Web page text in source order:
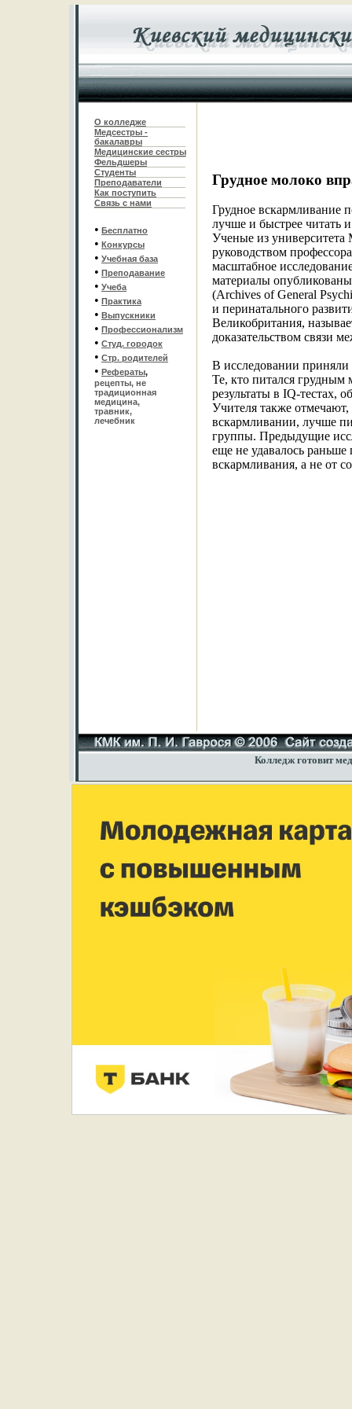
О колледже
Медсестры -
бакалавры
Медицинские сестры
Фельдшеры
Студенты
Преподаватели
Как поступить
Связь с нами
• Бесплатно
• Конкурсы
• Учебная база
• Преподавание
• Учеба
• Практика
• Выпускники
• Профессионализм
• Студ. городок
• Стр. родителей
• Рефераты,
рецепты, не
традиционная
медицина,
травник,
лечебник
Грудное молоко
Грудное вскармливание
лучше и быстрее читать
Ученые из
руководством
масштабное
материалы
(Archives of General
и перинатального
Великобритания,
доказательством связи
В исследовании приняли
Те, кто питался грудным
результаты в IQ-тестах,
Учителя также
вскармливании, лучше
группы. Предыдущие
еще не удавалось раньше
вскармливания, а не от
Колледж готовит